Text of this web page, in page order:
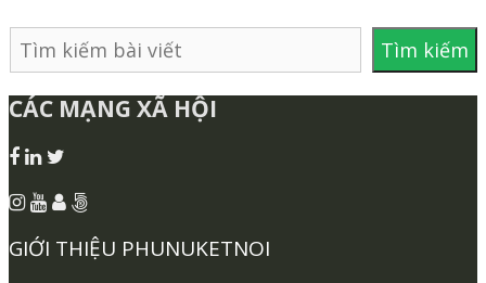
Tìm
kiếm
Tìm kiếm
CÁC MẠNG XÃ HỘI
GIỚI THIỆU PHUNUKETNOI